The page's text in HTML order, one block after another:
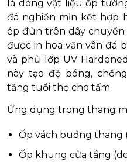
là dòng vật liệu ốp
đá nghiền mịn kết hợp
ép đùn trên dây chuyền
được in hoa văn vân đá
và phủ lớp UV
này tạo độ bóng,
tăng tuổi thọ cho tấm.
Ứng dụng trong thang
Ốp vách buồng thang
Ốp khung cửa tầng